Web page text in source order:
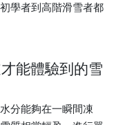
學者到高階滑雪者都
能體驗到的雪
分能夠在一瞬間凍